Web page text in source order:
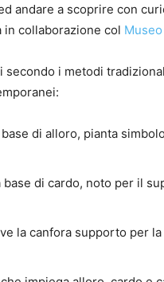
andare a scoprire con
in collaborazione col
i metodi
di alloro, pianta
base di cardo, noto per il
la canfora supporto per